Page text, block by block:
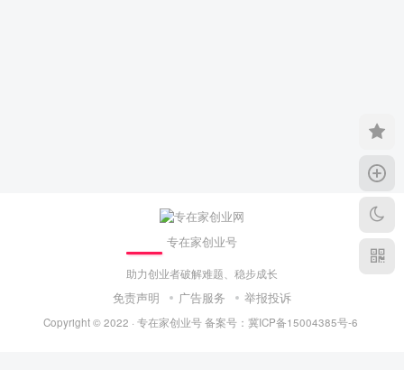
专在家创业号
助力创业者破解难题、稳步成长
免责声明 广告服务 举报投诉
Copyright © 2022 · 专在家创业号备案号： 冀ICP备15004385号-6